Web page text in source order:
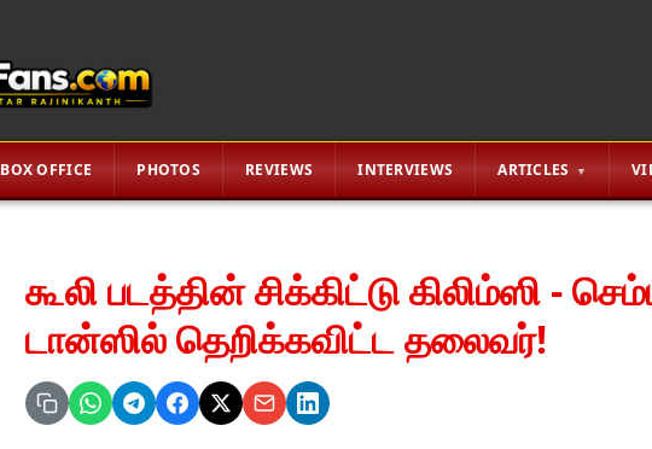
BOX OFFICE PHOTOS REVIEWS INTERVIEWS ARTICLES
கூலி படத்தின் சிக்கிட்டு கிலிம்ஸி -
டான்ஸில் தெறிக்கவிட்ட தலைவர்!